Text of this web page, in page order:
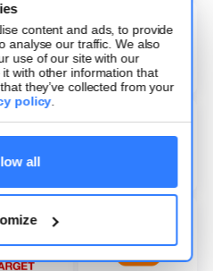
content and ads, to provide
analyse our traffic. We also
use of our site with our
with other information that
they’ve collected from your
policy.
all